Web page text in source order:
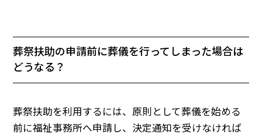
葬祭扶助の申請前に葬儀を行ってしまった場合は
どうなる？
葬祭扶助を利用するには、原則として葬儀を始める
前に福祉事務所へ申請し、決定通知を受けなければ